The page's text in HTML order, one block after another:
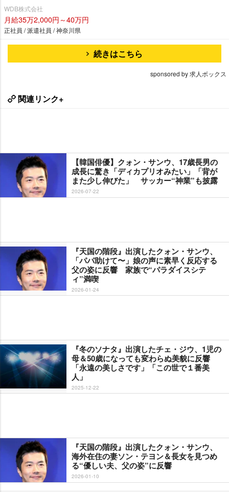
WDB株式会社
月給35万2,000円～40万円
正社員 / 派遣社員 / 神奈川県
続きはこちら
sponsored by 求人ボックス
関連リンク+
【韓国俳優】クォン・サンウ、17歳長男の
成長に驚き「ディカプリオみたい」「背が
また少し伸びた」 サッカー“神業”も披露
2026-07-22
『天国の階段』出演したクォン・サンウ、
「パパ助けて〜」娘の声に素早く反応する
父の姿に反響 家族で“パラダイスシテ
ィ”満喫
2026-01-24
『冬のソナタ』出演したチェ・ジウ、1児の
母＆50歳になっても変わらぬ美貌に反響
「永遠の美しさです」「この世で１番美
人」
2025-12-22
『天国の階段』出演したクォン・サンウ、
海外在住の妻ソン・テヨン＆長女を見つめ
る“優しい夫、父の姿”に反響
2026-01-10